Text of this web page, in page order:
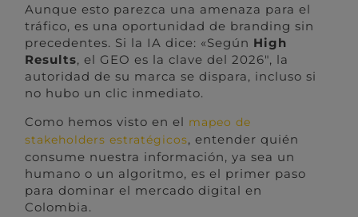
Aunque esto parezca una amenaza para el
tráfico, es una oportunidad de branding sin
precedentes. Si la IA dice: «Según High
Results, el GEO es la clave del 2026″, la
autoridad de su marca se dispara, incluso si
no hubo un clic inmediato.
Como hemos visto en el mapeo de
stakeholders estratégicos, entender quién
consume nuestra información, ya sea un
humano o un algoritmo, es el primer paso
para dominar el mercado digital en
Colombia.